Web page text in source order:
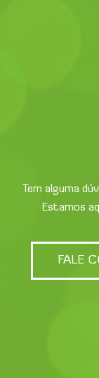
Tem alguma
Estamos
FALE